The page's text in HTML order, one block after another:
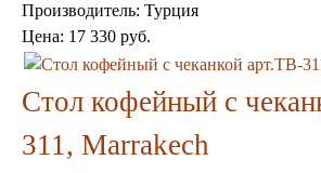
Мозаика Марокко
Двери Марокко
Бабуши тапочки
Зеркала
Пепельницы
Производитель: Турция
Цена: 17 330 руб.
Стол кофейный с
311, Marrakech